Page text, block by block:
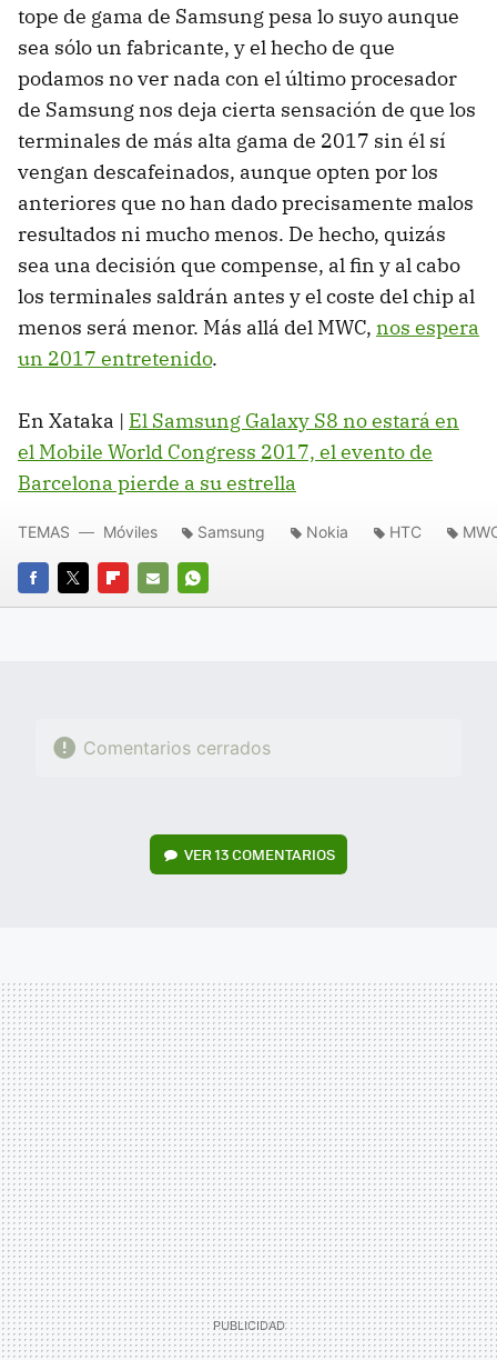
tope de gama de Samsung pesa lo suyo aunque
sea sólo un fabricante, y el hecho de que
podamos no ver nada con el último procesador
de Samsung nos deja cierta sensación de que los
terminales de más alta gama de 2017 sin él sí
vengan descafeinados, aunque opten por los
anteriores que no han dado precisamente malos
resultados ni mucho menos. De hecho, quizás
sea una decisión que compense, al fin y al cabo
los terminales saldrán antes y el coste del chip al
menos será menor. Más allá del MWC, nos espera
un 2017 entretenido.
En Xataka | El Samsung Galaxy S8 no estará en
el Mobile World Congress 2017, el evento de
Barcelona pierde a su estrella
FACEBOOK
TWITTERFLIPBOARD
E-
WHATSAPP
TEMAS Móviles Samsung Nokia HTC
Comentarios cerrados
VER13 COMENTARIOS